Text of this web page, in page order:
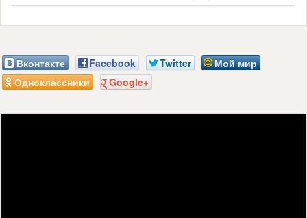
Вконтакте Facebook Twitter
Мой мир
Одноклассники
Google+